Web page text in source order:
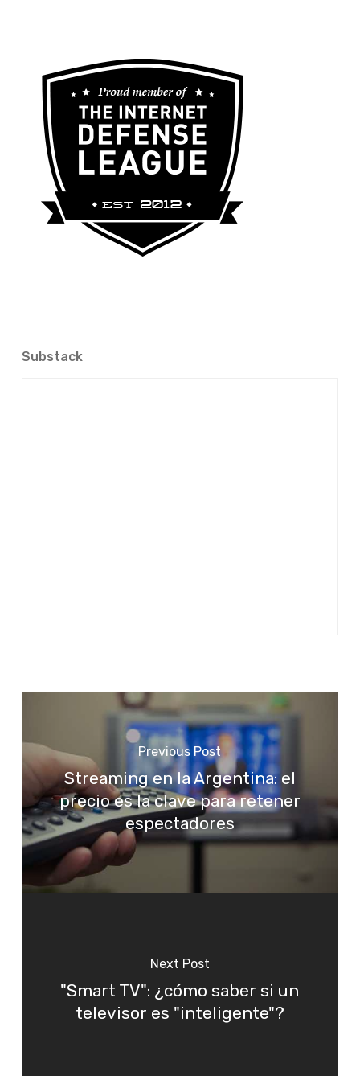
Substack
Previous Post
Streaming en la Argentina: el
precio es la clave para retener
espectadores
Next Post
"Smart TV": ¿cómo saber si un
televisor es "inteligente"?